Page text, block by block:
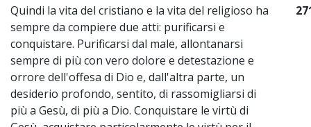
Quindi la vita del cristiano e la vita del religioso ha
sempre da compiere due atti: purificarsi e
conquistare. Purificarsi dal male, allontanarsi
sempre di più con vero dolore e detestazione e
orrore dell'offesa di Dio e, dall'altra parte, un
desiderio profondo, sentito, di rassomigliarsi di
più a Gesù, di più a Dio. Conquistare le virtù di